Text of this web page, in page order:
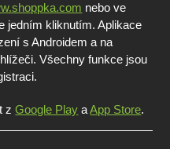
nebo ve
jedním kliknutím. Aplikace
s Androidem a na
Všechny funkce jsou
zGoogle Play aApp Store.